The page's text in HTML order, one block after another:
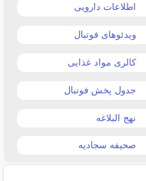
اطلاعات دارویی
ویدئوهای فوتبال
کالری مواد غذایی
جدول پخش فوتبال
نهج البلاغه
صحیفه سجادیه